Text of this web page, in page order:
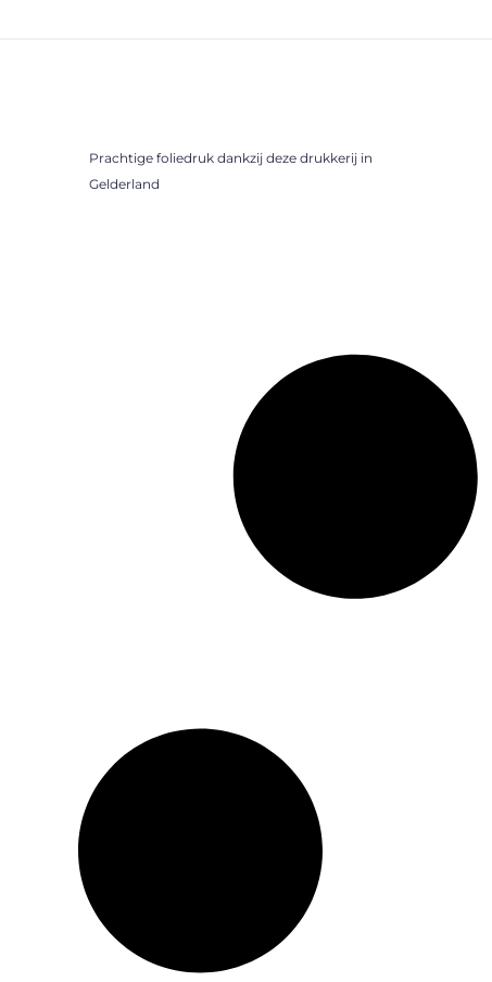
Prachtige foliedruk dankzij deze drukkerij in
Gelderland